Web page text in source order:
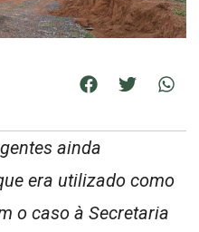
ainda
era utilizado como
o caso à Secretaria